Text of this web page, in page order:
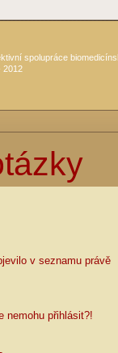
spolupráce
2012
v seznamu právě
nemohu přihlásit?!